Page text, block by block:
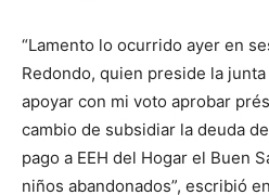
“Lamento lo ocurrido ayer en
Redondo, quien preside la
apoyar con mi voto aprobar
cambio de subsidiar la deuda
pago a EEH del Hogar el Buen
niños abandonados”, escribió